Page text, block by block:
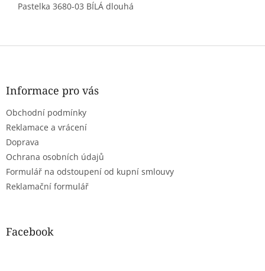
Pastelka 3680-03 BÍLÁ dlouhá
Z
Informace pro vás
Obchodní podmínky
Reklamace a vrácení
Doprava
Ochrana osobních údajů
Formulář na odstoupení od kupní smlouvy
Reklamační formulář
Facebook